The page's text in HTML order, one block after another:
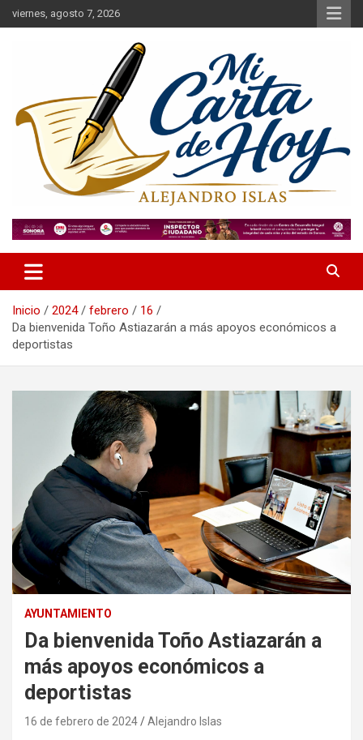
Saltar
al
viernes, agosto 7, 2026
Mi Carta de Hoy
Inicio 2024 febrero
16
Da bienvenida Toño Astiazarán a más apoyos económicos a
deportistas
AYUNTAMIENTO
Da bienvenida Toño Astiazarán a
más apoyos económicos a
deportistas
16 de febrero de 2024 Alejandro Islas